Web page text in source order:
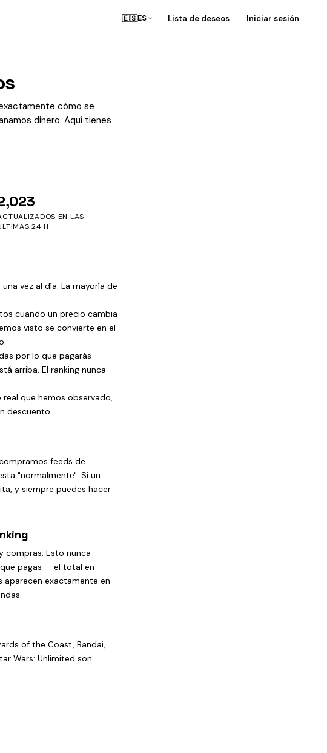
🇪🇸ES Lista de deseos Iniciar sesión
cómo se
dinero. Aquí tienes
EN LAS
24 H
vez al día. La mayoría de
cuando un precio cambia
visto se convierte en el
por lo que pagarás
arriba. El ranking nunca
que hemos observado,
descuento.
feeds de
"normalmente". Si un
y siempre puedes hacer
compras. Esto nunca
pagas — el total en
aparecen exactamente en
of the Coast, Bandai,
Wars: Unlimited son